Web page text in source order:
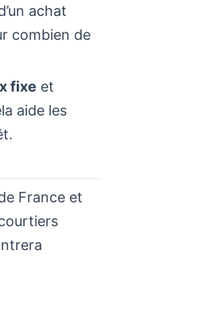
achat
combien de
fixe et
aide les
France et